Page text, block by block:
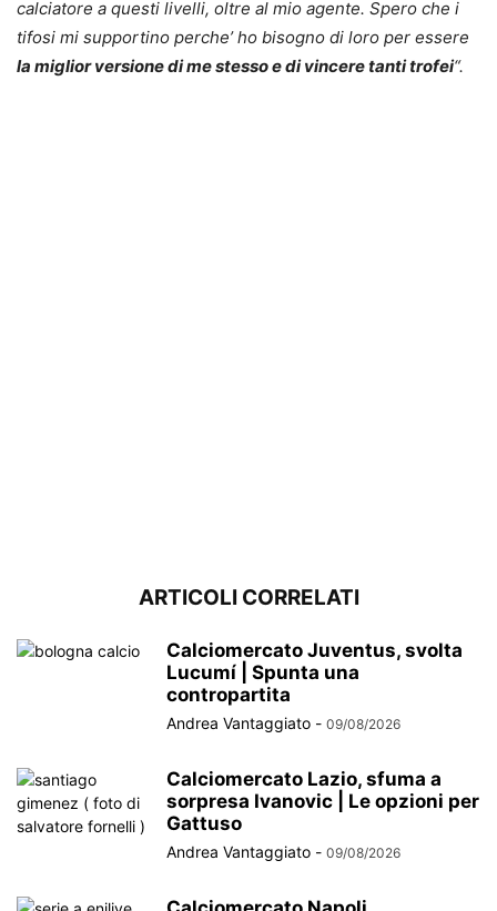
calciatore a questi livelli, oltre al mio agente. Spero che i
tifosi mi supportino perche’ ho bisogno di loro per essere
la miglior versione di me stesso e di vincere tanti trofei“.
ARTICOLI CORRELATI
Calciomercato Juventus, svolta
Lucumí | Spunta una
contropartita
Andrea Vantaggiato - 09/08/2026
Calciomercato Lazio, sfuma a
sorpresa Ivanovic | Le opzioni per
Gattuso
Andrea Vantaggiato - 09/08/2026